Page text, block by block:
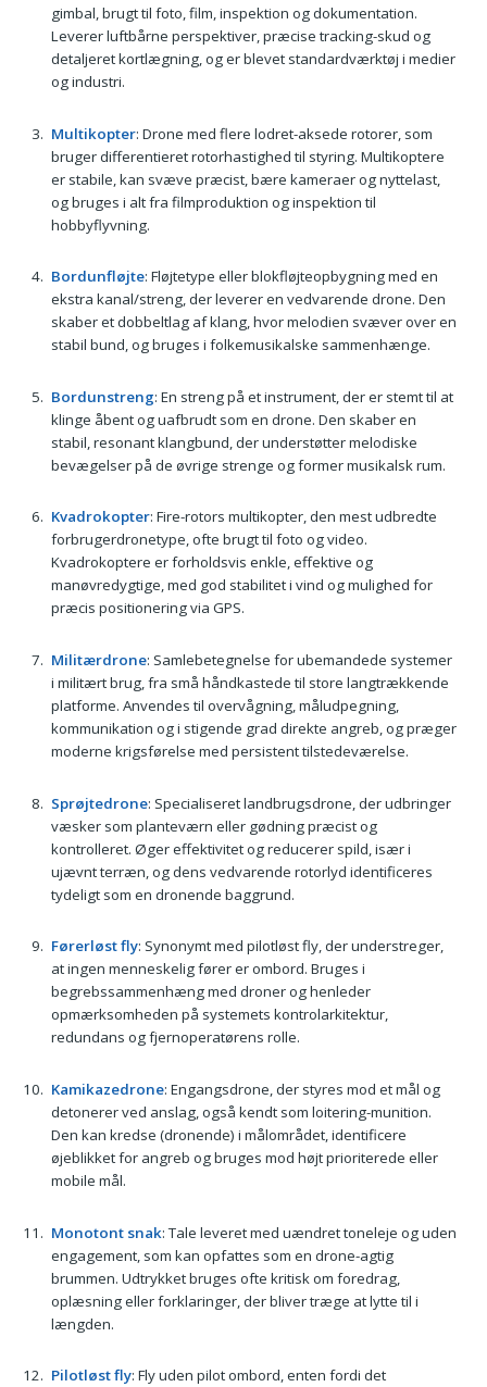
gimbal, brugt til foto, film, inspektion og dokumentation.
Leverer luftbårne perspektiver, præcise tracking-skud og
detaljeret kortlægning, og er blevet standardværktøj i medier
og industri.
Multikopter: Drone med flere lodret-aksede rotorer, som
bruger differentieret rotorhastighed til styring. Multikoptere
er stabile, kan svæve præcist, bære kameraer og nyttelast,
og bruges i alt fra filmproduktion og inspektion til
hobbyflyvning.
Bordunfløjte: Fløjtetype eller blokfløjteopbygning med en
ekstra kanal/streng, der leverer en vedvarende drone. Den
skaber et dobbeltlag af klang, hvor melodien svæver over en
stabil bund, og bruges i folkemusikalske sammenhænge.
Bordunstreng: En streng på et instrument, der er stemt til at
klinge åbent og uafbrudt som en drone. Den skaber en
stabil, resonant klangbund, der understøtter melodiske
bevægelser på de øvrige strenge og former musikalsk rum.
Kvadrokopter: Fire-rotors multikopter, den mest udbredte
forbrugerdronetype, ofte brugt til foto og video.
Kvadrokoptere er forholdsvis enkle, effektive og
manøvredygtige, med god stabilitet i vind og mulighed for
præcis positionering via GPS.
Militærdrone: Samlebetegnelse for ubemandede systemer
i militært brug, fra små håndkastede til store langtrækkende
platforme. Anvendes til overvågning, måludpegning,
kommunikation og i stigende grad direkte angreb, og præger
moderne krigsførelse med persistent tilstedeværelse.
Sprøjtedrone: Specialiseret landbrugsdrone, der udbringer
væsker som planteværn eller gødning præcist og
kontrolleret. Øger effektivitet og reducerer spild, især i
ujævnt terræn, og dens vedvarende rotorlyd identificeres
tydeligt som en dronende baggrund.
Førerløst fly: Synonymt med pilotløst fly, der understreger,
at ingen menneskelig fører er ombord. Bruges i
begrebssammenhæng med droner og henleder
opmærksomheden på systemets kontrolarkitektur,
redundans og fjernoperatørens rolle.
Kamikazedrone: Engangsdrone, der styres mod et mål og
detonerer ved anslag, også kendt som loitering-munition.
Den kan kredse (dronende) i målområdet, identificere
øjeblikket for angreb og bruges mod højt prioriterede eller
mobile mål.
Monotont snak: Tale leveret med uændret toneleje og uden
engagement, som kan opfattes som en drone-agtig
brummen. Udtrykket bruges ofte kritisk om foredrag,
oplæsning eller forklaringer, der bliver træge at lytte til i
længden.
Pilotløst fly: Fly uden pilot ombord, enten fordi det